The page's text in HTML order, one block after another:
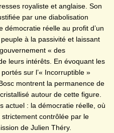
royaliste et anglaise. Son
par une diabolisation
réelle au profit d’un
à la passivité et laissant
« des
leurs intérêts. En évoquant les
sur l’« Incorruptible »
montrent la permanence de
autour de cette figure.
actuel : la démocratie réelle, où
strictement contrôlée par le
de Julien Théry.